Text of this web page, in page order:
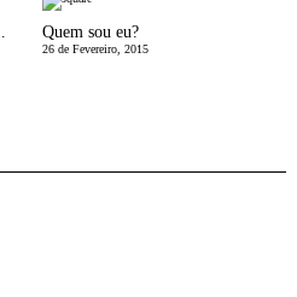
Quem sou eu?
26 de Fevereiro, 2015